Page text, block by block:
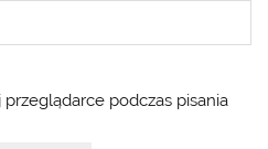
podczas pisania